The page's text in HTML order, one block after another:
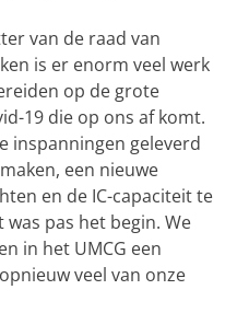
van de raad van
is er enorm veel werk
op de grote
19 die op ons af komt.
inspanningen geleverd
een nieuwe
en de IC-capaciteit te
pas het begin. We
in het UMCG een
veel van onze